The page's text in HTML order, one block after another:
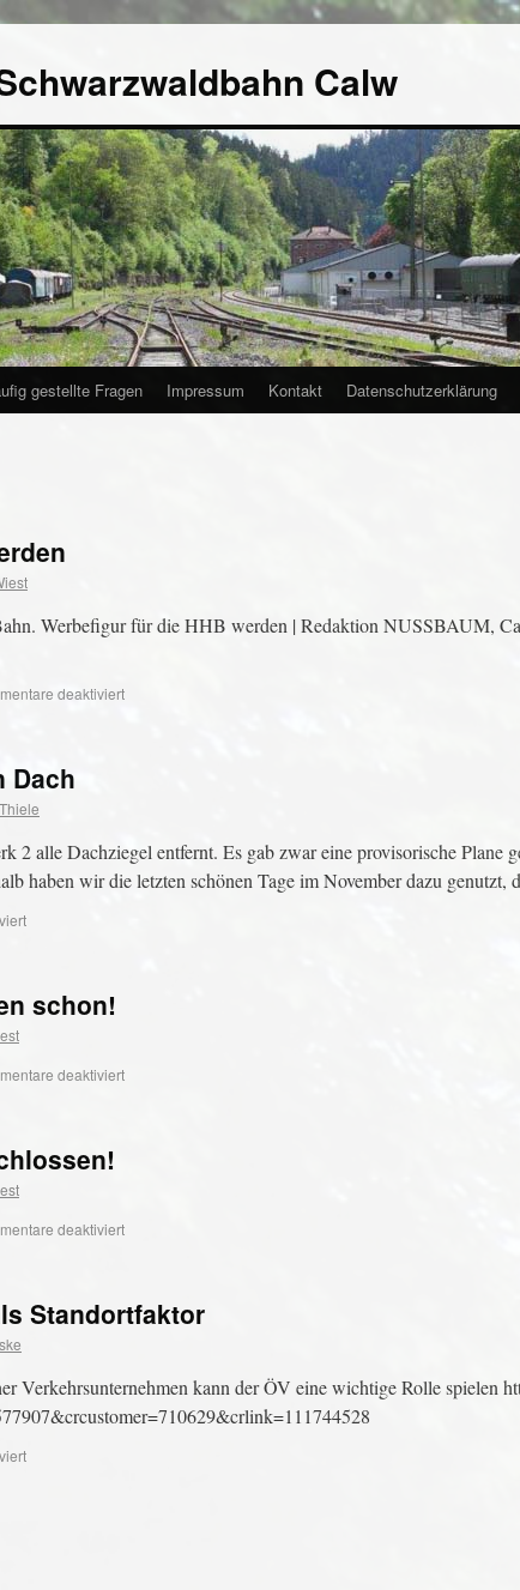
Calw
gestellte Fragen Impressum Kontakt Datenschutzerklärung
Werbefigur für die HHB werden | Redaktion NUSSBAUM,
deaktiviert
Dach
2 alle Dachziegel entfernt. Es gab zwar eine provisorische Plane
haben wir die letzten schönen Tage im November dazu
schon!
deaktiviert
deaktiviert
Standortfaktor
Verkehrsunternehmen kann der ÖV eine wichtige Rolle spielen